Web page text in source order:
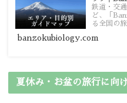
鉄道・交
ど、「
る全国の
ガイドマ
banzokubiology.com
夏休み・お盆の旅行に向